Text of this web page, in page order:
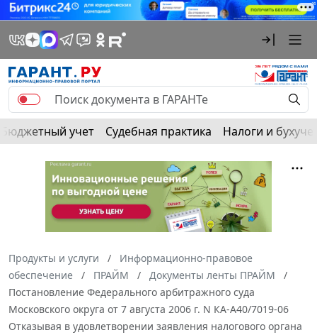
Бюджетный учет Судебная практика Налоги и
Продукты и услуги
Информационно-правовое
обеспечение
ПРАЙМ
Документы ленты ПРАЙМ
Постановление Федерального арбитражного суда
Московского округа от 7 августа 2006 г. N КА-А40/7019-06
Отказывая в удовлетворении заявления налогового органа